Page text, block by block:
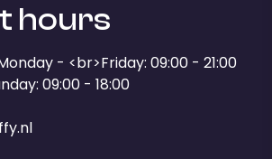
hours
- <br>Friday: 09:00 - 21:00
09:00 - 18:00